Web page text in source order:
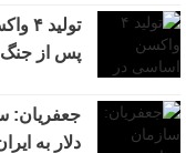
پس از جنگ
دلار به